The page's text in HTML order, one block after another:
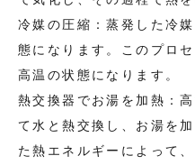
冷媒の圧縮：蒸発した冷
態になります。このプロ
高温の状態になります。
熱交換器でお湯を加熱：
て水と熱交換し、お湯を
た熱エネルギーによって